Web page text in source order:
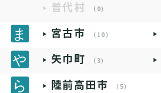
普代村 （0）
宮古市 （10）
矢巾町 （3）
陸前高田市 （5）